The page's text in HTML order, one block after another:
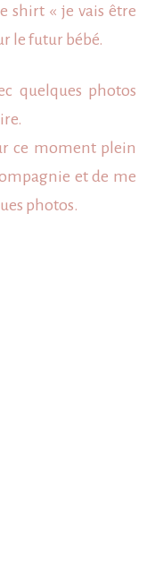
shirt « je vais être
le futur bébé.
quelques photos
ce moment plein
et de me
photos.